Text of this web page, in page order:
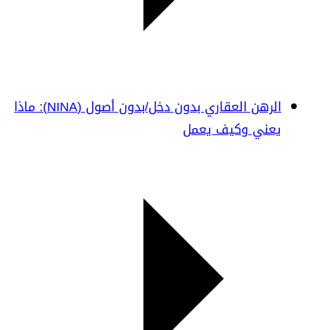
الرهن العقاري بدون دخل/بدون أصول (NINA): ماذا
يعني وكيف يعمل